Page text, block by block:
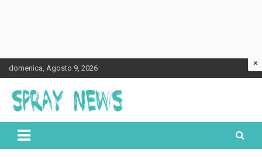
Skip
to
content
domenica, Agosto 9, 2026
Spraynews.it
×